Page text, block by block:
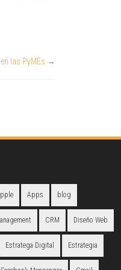
las PyMEs →
Apps blog
CRM Diseño Web
Estratega Digital Estrategia